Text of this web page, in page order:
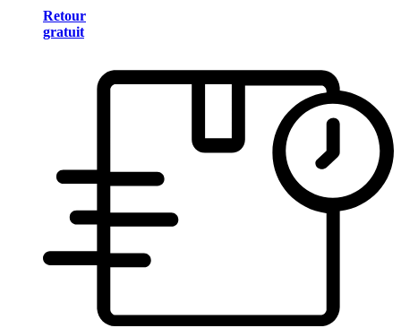
Retour
gratuit